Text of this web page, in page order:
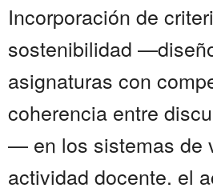
Incorporación de
sostenibilidad
asignaturas con
coherencia entre
— en los sistemas de
actividad docente. el